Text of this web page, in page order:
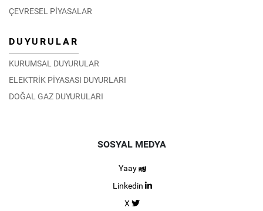
ÇEVRESEL PİYASALAR
DUYURULAR
KURUMSAL DUYURULAR
ELEKTRİK PİYASASI DUYURLARI
DOĞAL GAZ DUYURULARI
SOSYAL MEDYA
Yaay
Linkedin
X